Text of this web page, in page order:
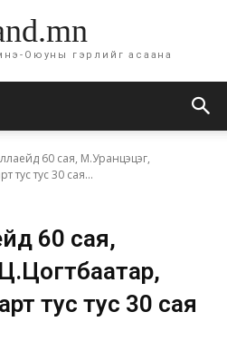
Оюуны гэрлийг асаана
60 сая, М.Уранцэцэг,
тус тус 30 сая...
60 сая,
тус тус 30 сая